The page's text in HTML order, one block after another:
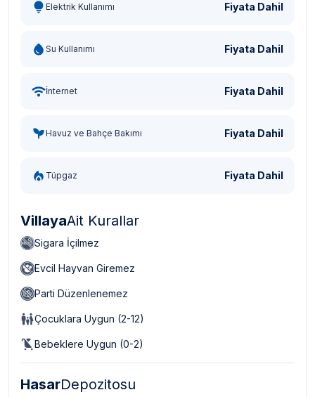
Elektrik Kullanımı Fiyata Dahil
Su Kullanımı Fiyata Dahil
İnternet Fiyata Dahil
Havuz ve Bahçe Bakımı Fiyata Dahil
Tüpgaz Fiyata Dahil
VillayaAit Kurallar
Sigara İçilmez
Evcil Hayvan Giremez
Parti Düzenlenemez
Çocuklara Uygun (2-12)
Bebeklere Uygun (0-2)
HasarDepozitosu